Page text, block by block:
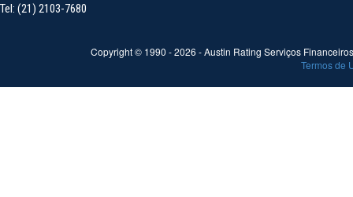
Tel: (21) 2103-7680
Copyright © 1990 -2026 - Austin Rating Serviços
Termos de